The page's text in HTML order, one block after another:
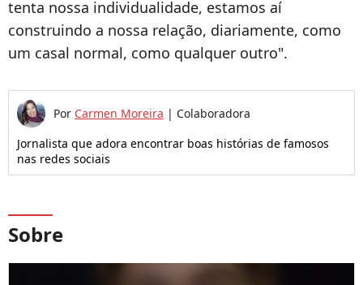
tenta nossa individualidade, estamos aí
construindo a nossa relação, diariamente, como
um casal normal, como qualquer outro".
Por Carmen Moreira | Colaboradora
Jornalista que adora encontrar boas histórias de famosos
nas redes sociais
Sobre